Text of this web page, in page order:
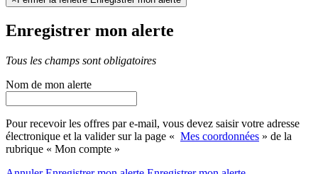
Enregistrer mon alerte
Tous les champs sont obligatoires
Nom de mon alerte
Pour recevoir les offres par e-mail, vous devez saisir votre adresse
électronique et la valider sur la page « Mes coordonnées » de la
rubrique « Mon compte »